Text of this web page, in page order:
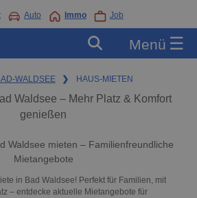
Auto Immo Job
Menü ☰
WALDSEE ❯ HAUS-MIETEN
Waldsee – Mehr Platz & Komfort
genießen
Waldsee mieten – Familienfreundliche
Mietangebote
in Bad Waldsee! Perfekt für Familien, mit
– entdecke aktuelle Mietangebote für